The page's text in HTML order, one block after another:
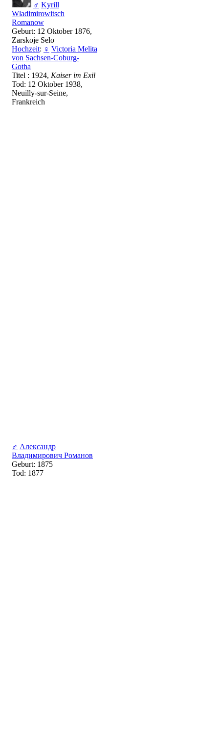
♂ Kyrill
Wladimirowitsch
Romanow
Geburt: 12 Oktober 1876,
Zarskoje Selo
Hochzeit: ♀ Victoria Melita
von Sachsen-Coburg-
Gotha
Titel : 1924, Kaiser im Exil
Tod: 12 Oktober 1938,
Neuilly-sur-Seine,
Frankreich
♂ Александр
Владимирович Романов
Geburt: 1875
Tod: 1877